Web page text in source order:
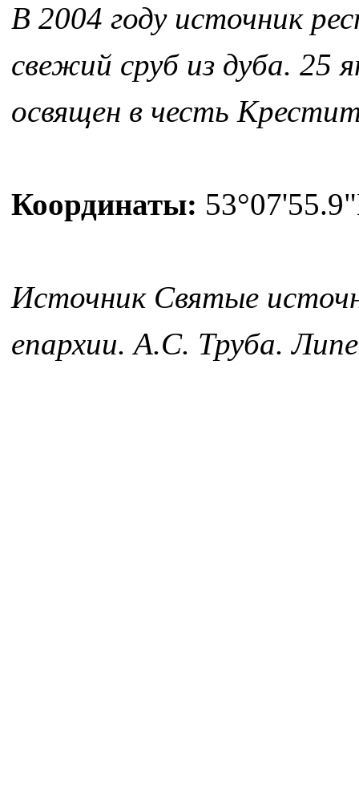
В 2004 году источник
свежий сруб из дуба. 25
освящен в честь
Координаты:
Источник Святые
епархии. А.С. Труба.